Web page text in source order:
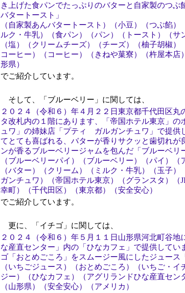
き上げた食パンでたっぷりのバターと自家製のつぶ
バタートースト」
（自家製あんバタートースト）（小豆）（つぶ餡）
ルク・牛乳）（食パン）（パン）（トースト）（サ
（塩）（クリームチーズ）（チーズ）（柚子胡椒
コーヒー）（コーヒー）（きねや菓寮）（杵屋本店
形県）
でご紹介しています。
そして、「ブルーベリー」に関しては、
２０２４（令和６）年４月２２日東京都千代田区丸
タ改札内の１階にあります、「帝国ホテル東京」の
ュワ」の姉妹店「プティ ガルガンチュワ」で提供
てとても喜ばれる、バターが香りサクッと歯切れが
ンが香るブルーベリージャムを包んだ「ブルーベリ
（ブルーベリーパイ）（ブルーベリー）（パイ）（
（バター）（クリーム）（ミルク・牛乳）（玉子
ガンチュワ）（帝国ホテル東京）（グランスタ）（
幸町）（千代田区）（東京都）（安全安心）
でご紹介しています。
更に、「イチゴ」に関しては、
２０２４（令和６）年５月１１日山形県河北町谷地
な産直センター」内の「ひなカフェ」で提供してい
ゴ「おとめごころ」をスムージー風にしたジュース
（いちごジュース）（おとめごころ）（いちご・
ジー）（ひなカフェ）（アグリランドひな産直セン
（山形県）（安全安心）（アメリカ）